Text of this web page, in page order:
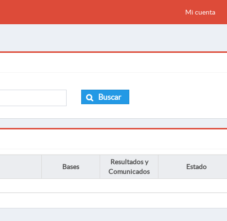
Mi cuenta
Buscar
Bases
Resultados y
Comunicados
Estado